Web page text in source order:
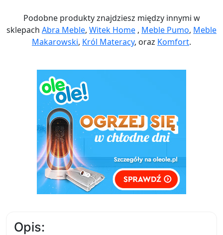
Podobne produkty znajdziesz między innymi w
sklepach Abra Meble, Witek Home , Meble Pumo, Meble
Makarowski, Król Materacy, oraz Komfort.
Opis: